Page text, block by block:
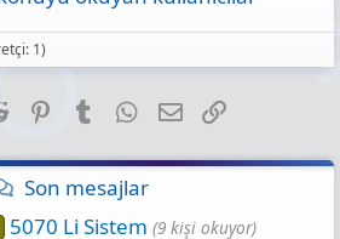
1)
Reddit PinterestTumblr WhatsApp
E-posta
Son mesajlar
5070 Li Sistem (9 kişi okuyor)